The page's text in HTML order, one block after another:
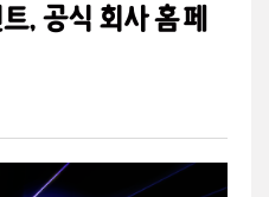
, 공식 회사 홈페